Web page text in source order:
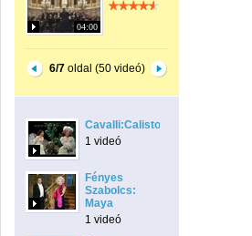
04:00
6/7oldal (50 videó)
Cavalli:Calisto
1 videó
Fényes
Szabolcs:
Maya
1 videó